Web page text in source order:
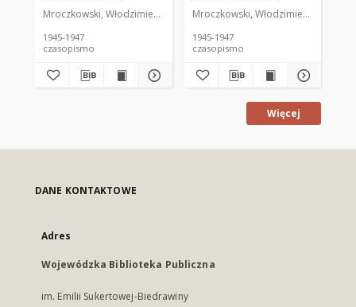
Mroczkowski, Włodzimierz (1902-1971). Redaktor
1945-1947
czasopismo
Mroczkowski, Włodzimierz (1902-
1945-1947
czasopismo
Więcej
DANE KONTAKTOWE
Adres
Wojewódzka Biblioteka Publiczna
im. Emilii Sukertowej-Biedrawiny